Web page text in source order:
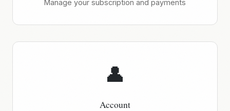
Manage your subscription and payments
👤
Account